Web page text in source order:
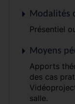
Modalités
Présentiel
Moyens
Apports
des cas
salle.